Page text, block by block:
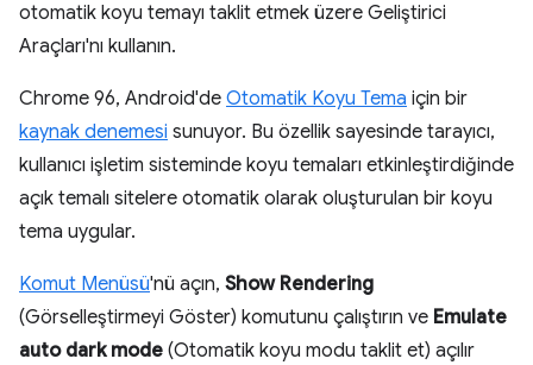
otomatik koyu temayı taklit etmek üzere Geliştirici
Araçları'nı kullanın.
Chrome 96, Android'de Otomatik Koyu Tema için bir
kaynak denemesi sunuyor. Bu özellik sayesinde tarayıcı,
kullanıcı işletim sisteminde koyu temaları etkinleştirdiğinde
açık temalı sitelere otomatik olarak oluşturulan bir koyu
tema uygular.
Komut Menüsü'nü açın, Show Rendering
(Görselleştirmeyi Göster) komutunu çalıştırın ve Emulate
auto dark mode (Otomatik koyu modu taklit et) açılır